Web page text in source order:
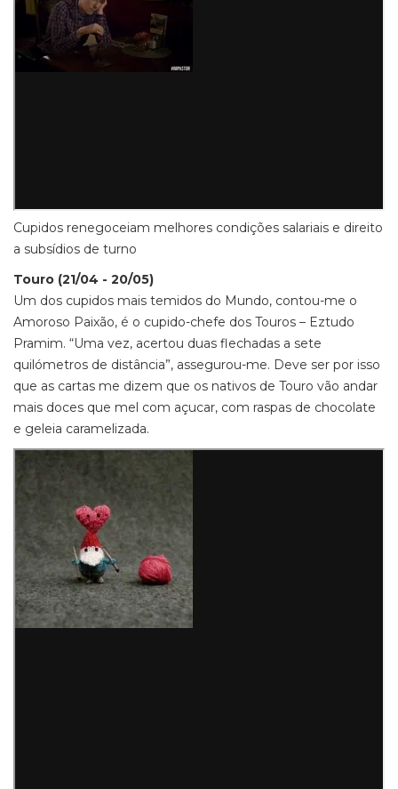
Cupidos renegoceiam melhores condições salariais e direito
a subsídios de turno
Touro (21/04 - 20/05)
Um dos cupidos mais temidos do Mundo, contou-me o
Amoroso Paixão, é o cupido-chefe dos Touros – Eztudo
Pramim. “Uma vez, acertou duas flechadas a sete
quilómetros de distância”, assegurou-me. Deve ser por isso
que as cartas me dizem que os nativos de Touro vão andar
mais doces que mel com açucar, com raspas de chocolate
e geleia caramelizada.